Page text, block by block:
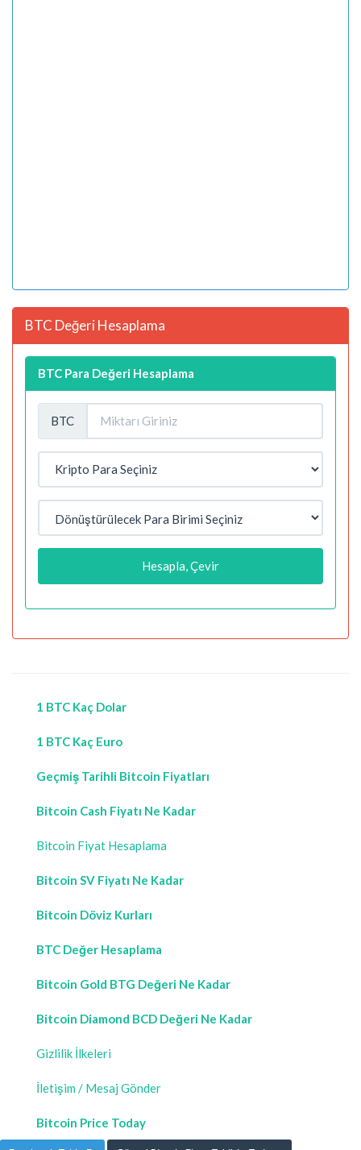
BTC Değeri Hesaplama
BTC Para Değeri Hesaplama
BTC
Hesapla, Çevir
1 BTC Kaç Dolar
1 BTC Kaç Euro
Geçmiş Tarihli Bitcoin Fiyatları
Bitcoin Cash Fiyatı Ne Kadar
Bitcoin Fiyat Hesaplama
Bitcoin SV Fiyatı Ne Kadar
Bitcoin Döviz Kurları
BTC Değer Hesaplama
Bitcoin Gold BTG Değeri Ne Kadar
Bitcoin Diamond BCD Değeri Ne Kadar
Gizlilik İlkeleri
İletişim / Mesaj Gönder
Bitcoin Price Today